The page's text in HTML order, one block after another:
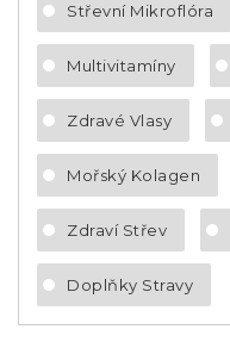
Střevní Mikroflóra
Multivitamíny
Zdravé Vlasy
Mořský Kolagen
Zdraví Střev
Doplňky Stravy